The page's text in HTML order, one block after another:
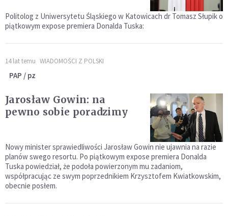
Politolog z Uniwersytetu Śląskiego w Katowicach dr Tomasz Słupik o
piątkowym expose premiera Donalda Tuska:
14 lat temu WIADOMOŚCI Z POLSKI
PAP / pz
Jarosław Gowin: na
pewno sobie poradzimy
Nowy minister sprawiedliwości Jarosław Gowin nie ujawnia na razie
planów swego resortu. Po piątkowym expose premiera Donalda
Tuska powiedział, że podoła powierzonym mu zadaniom,
współpracując ze swym poprzednikiem Krzysztofem Kwiatkowskim,
obecnie posłem.